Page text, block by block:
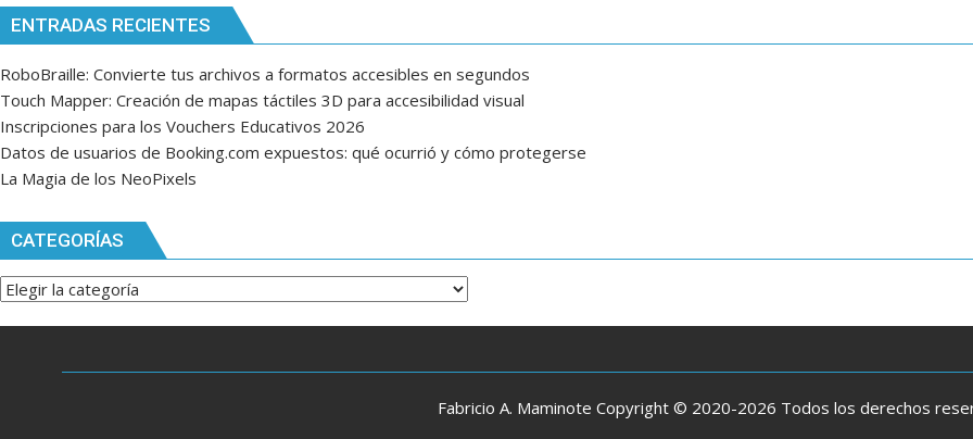
ENTRADAS RECIENTES
RoboBraille: Convierte tus archivos a formatos accesibles en segundos
Touch Mapper: Creación de mapas táctiles 3D para accesibilidad visual
Inscripciones para los Vouchers Educativos 2026
Datos de usuarios de Booking.com expuestos: qué ocurrió y cómo protegerse
La Magia de los NeoPixels
CATEGORÍAS
Categorías
Fabricio A. Maminote Copyright © 2020-2026 Todos los derechos